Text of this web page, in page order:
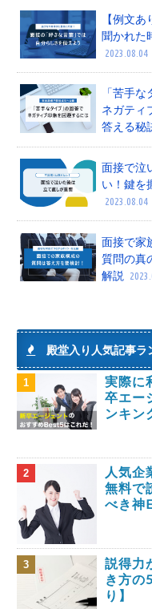
【例文
聞かれた
2023.08.04
「苦手
ネガティ
答える秘
面接で泣
い！鍵を
2023.08.04
面接で家
質問の真
解説
殿堂入り人気記事ラ
1
実際に
卒エー
ンキン
2
人気企
無料で
べき神
3
説得力
き方の
り】